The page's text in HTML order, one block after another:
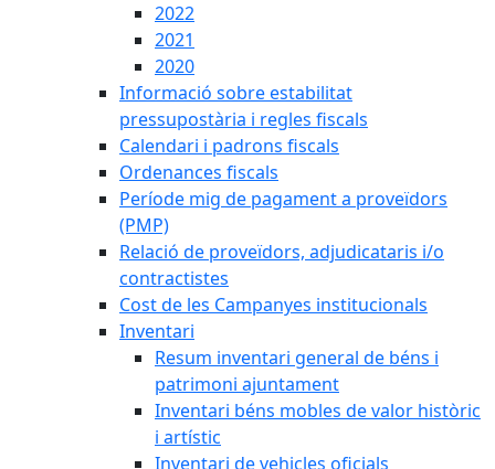
2022
2021
2020
Informació sobre estabilitat
pressupostària i regles fiscals
Calendari i padrons fiscals
Ordenances fiscals
Període mig de pagament a proveïdors
(PMP)
Relació de proveïdors, adjudicataris i/o
contractistes
Cost de les Campanyes institucionals
Inventari
Resum inventari general de béns i
patrimoni ajuntament
Inventari béns mobles de valor històric
i artístic
Inventari de vehicles oficials